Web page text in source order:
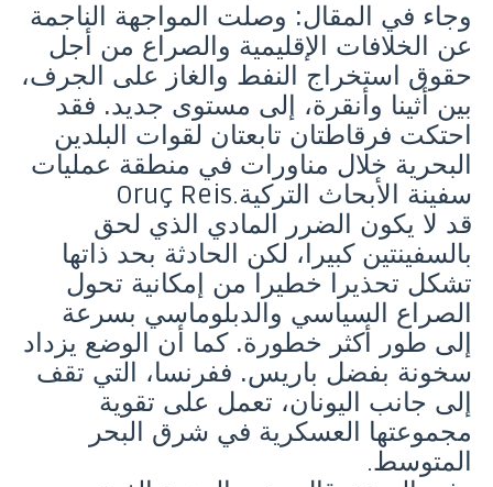
وجاء في المقال: وصلت المواجهة الناجمة
عن الخلافات الإقليمية والصراع من أجل
حقوق استخراج النفط والغاز على الجرف،
بين أثينا وأنقرة، إلى مستوى جديد. فقد
احتكت فرقاطتان تابعتان لقوات البلدين
البحرية خلال مناورات في منطقة عمليات
سفينة الأبحاث التركيةOruç Reis.
قد لا يكون الضرر المادي الذي لحق
بالسفينتين كبيرا، لكن الحادثة بحد ذاتها
تشكل تحذيرا خطيرا من إمكانية تحول
الصراع السياسي والدبلوماسي بسرعة
إلى طور أكثر خطورة. كما أن الوضع يزداد
سخونة بفضل باريس. ففرنسا، التي تقف
إلى جانب اليونان، تعمل على تقوية
مجموعتها العسكرية في شرق البحر
المتوسط.